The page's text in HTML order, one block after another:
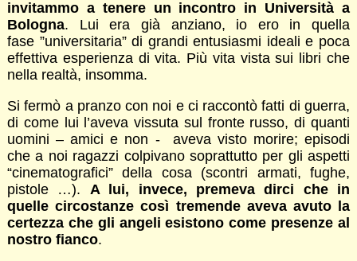
invitammo a tenere un incontro in Università a
Bologna. Lui era già anziano, io ero in quella
fase ”universitaria” di grandi entusiasmi ideali e poca
effettiva esperienza di vita. Più vita vista sui libri che
nella realtà, insomma.
Si fermò a pranzo con noi e ci raccontò fatti di guerra,
di come lui l’aveva vissuta sul fronte russo, di quanti
uomini – amici e non - aveva visto morire; episodi
che a noi ragazzi colpivano soprattutto per gli aspetti
“cinematografici” della cosa (scontri armati, fughe,
pistole …). A lui, invece, premeva dirci che in
quelle circostanze così tremende aveva avuto la
certezza che gli angeli esistono come presenze al
nostro fianco.